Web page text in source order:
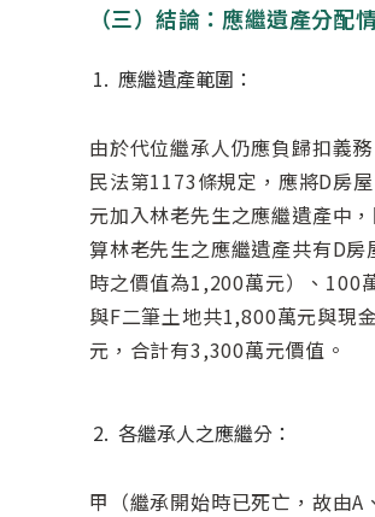
（三）結論：應繼遺產分配
應繼遺產範圍：
由於代位繼承人仍應負歸扣義
民法第1173條規定，應將D房
元加入林老先生之應繼遺產中
算林老先生之應繼遺產共有D房
時之價值為1,200萬元）、100
與F二筆土地共1,800萬元與現
元，合計有3,300萬元價值。
各繼承人之應繼分：
甲（繼承開始時已死亡，故由A